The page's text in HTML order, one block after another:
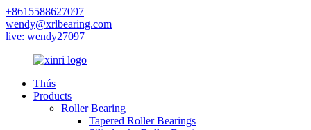
+8615588627097
wendy@xrlbearing.com
live: wendy27097
Thús
Products
Roller Bearing
Tapered Roller Bearings